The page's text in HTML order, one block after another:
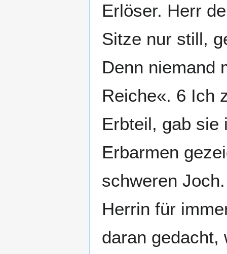
Erlöser. Herr
Sitze nur still,
Denn niemand
Reiche«. 6 Ich
Erbteil, gab sie
Erbarmen
schweren
Herrin für
daran gedacht,